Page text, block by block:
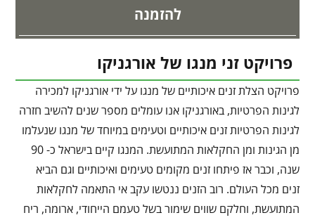
להזמנה
פרויקט זני מנגו של אורגניקו
פרויקט הצלת זנים איכותיים של מנגו על ידי אורגניקו למכירה
לגינות הפרטיות, באורגניקו אנו עומלים מספר שנים להשיב חזרה
לגינות הפרטיות זנים איכותיים וטעימים במיוחד של מנגו שנעלמו
מן הגינות ומן החקלאות המתועשת. המנגו קיים בישראל כ- 90
שנה, וכבר אז פיתחו זנים מקומים טעימים ואיכותיים וגם הביא
זנים מכל העולם. רוב הזנים ננטשו עקב אי התאמה לחקלאות
המתועשת, וחלקם שווים שימור בשל טעמם הייחודי, ארומה, ריח